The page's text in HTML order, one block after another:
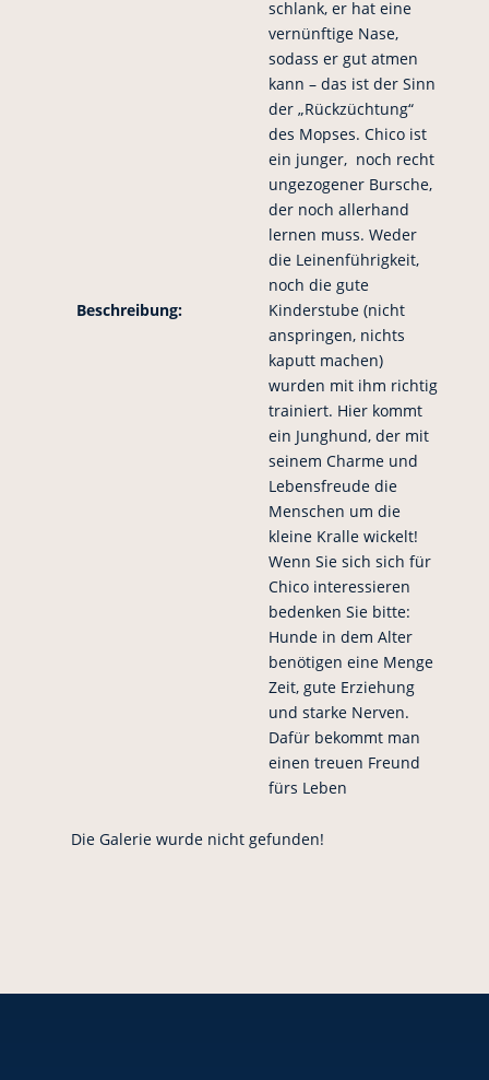
Beschreibung:
schlank, er hat eine
vernünftige Nase,
sodass er gut atmen
kann – das ist der Sinn
der „Rückzüchtung“
des Mopses. Chico ist
ein junger, noch recht
ungezogener Bursche,
der noch allerhand
lernen muss. Weder
die Leinenführigkeit,
noch die gute
Kinderstube (nicht
anspringen, nichts
kaputt machen)
wurden mit ihm richtig
trainiert. Hier kommt
ein Junghund, der mit
seinem Charme und
Lebensfreude die
Menschen um die
kleine Kralle wickelt!
Wenn Sie sich sich für
Chico interessieren
bedenken Sie bitte:
Hunde in dem Alter
benötigen eine Menge
Zeit, gute Erziehung
und starke Nerven.
Dafür bekommt man
einen treuen Freund
fürs Leben
Die Galerie wurde nicht gefunden!